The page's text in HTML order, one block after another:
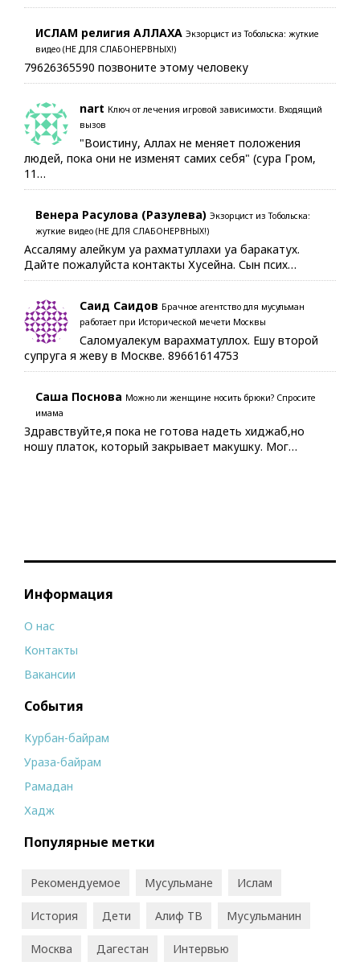
ИСЛАМ религия АЛЛАХА Экзорцист из Тобольска: жуткие
видео (НЕ ДЛЯ СЛАБОНЕРВНЫХ!)
79626365590 позвоните этому человеку
nart Ключ от лечения игровой зависимости. Входящий
вызов
"Воистину, Аллах не меняет положения
людей, пока они не изменят самих себя" (сура Гром,
11…
Венера Расулова (Разулева) Экзорцист из Тобольска:
жуткие видео (НЕ ДЛЯ СЛАБОНЕРВНЫХ!)
Ассаляму алейкум уа рахматуллахи уа баракатух.
Дайте пожалуйста контакты Хусейна. Сын псих…
Саид Саидов Брачное агентство для мусульман
работает при Исторической мечети Москвы
Саломуалекум варахматуллох. Ешу второй
супруга я жеву в Москве. 89661614753
Саша Поснова Можно ли женщине носить брюки? Спросите
имама
Здравствуйте,я пока не готова надеть хиджаб,но
ношу платок, который закрывает макушку. Мог…
Информация
О нас
Контакты
Вакансии
События
Курбан-байрам
Ураза-байрам
Рамадан
Хадж
Популярные метки
Рекомендуемое Мусульмане Ислам
История Дети Алиф ТВ Мусульманин
Москва Дагестан Интервью